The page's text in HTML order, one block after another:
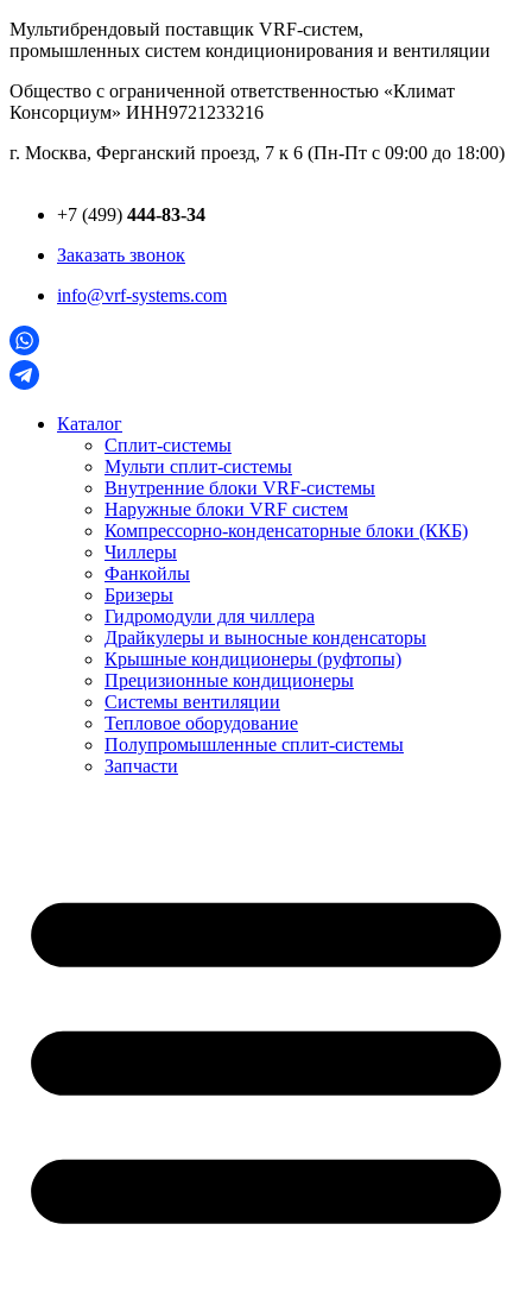
Перейти
к
Мультибрендовый поставщик VRF-cистем,
промышленных систем кондиционирования и вентиляции
Общество с ограниченной ответственностью «Климат
Консорциум» ИНН9721233216
г. Москва, Ферганский проезд, 7 к 6 (Пн-Пт с 09:00 до 18:00)
+7 (499) 444-83-34
Заказать звонок
info@vrf-systems.com
Каталог
Сплит-системы
Мульти сплит-системы
Внутренние блоки VRF-cистемы
Наружные блоки VRF cистем
Компрессорно-конденсаторные блоки (ККБ)
Чиллеры
Фанкойлы
Бризеры
Гидромодули для чиллера
Драйкулеры и выносные конденсаторы
Крышные кондиционеры (руфтопы)
Прецизионные кондиционеры
Системы вентиляции
Тепловое оборудование
Полупромышленные сплит-системы
Запчасти